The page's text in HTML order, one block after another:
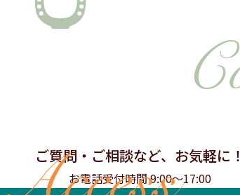
ご質問・ご相談など、お気軽に！
お電話受付時間 9:00～17:00